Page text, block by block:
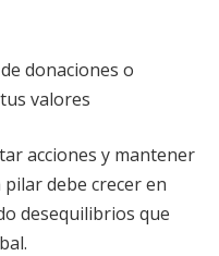
donaciones o
valores
acciones y mantener
debe crecer en
desequilibrios que